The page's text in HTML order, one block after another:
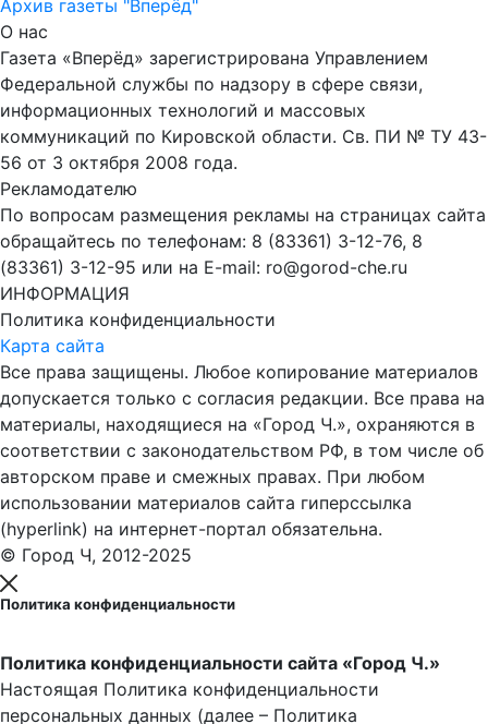
Архив газеты "Вперёд"
О нас
Газета «Вперёд» зарегистрирована Управлением
Федеральной службы по надзору в сфере связи,
информационных технологий и массовых
коммуникаций по Кировской области. Св. ПИ № ТУ 43-
56 от 3 октября 2008 года.
Рекламодателю
По вопросам размещения рекламы на страницах сайта
обращайтесь по телефонам: 8 (83361) 3-12-76, 8
(83361) 3-12-95 или на E-mail: ro@gorod-che.ru
ИНФОРМАЦИЯ
Политика конфиденциальности
Карта сайта
Все права защищены. Любое копирование материалов
допускается только с согласия редакции. Все права на
материалы, находящиеся на «Город Ч.», охраняются в
соответствии с законодательством РФ, в том числе об
авторском праве и смежных правах. При любом
использовании материалов сайта гиперссылка
(hyperlink) на интернет-портал обязательна.
© Город Ч, 2012-2025
Политика конфиденциальности
Политика конфиденциальности сайта «Город Ч.»
Настоящая Политика конфиденциальности
персональных данных (далее – Политика